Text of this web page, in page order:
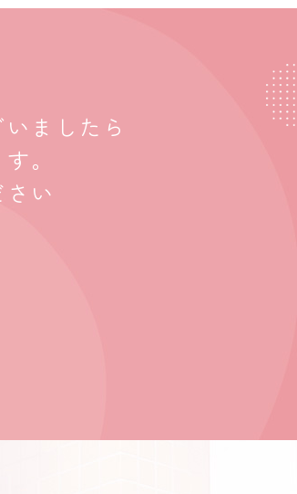
ましたら
。
い